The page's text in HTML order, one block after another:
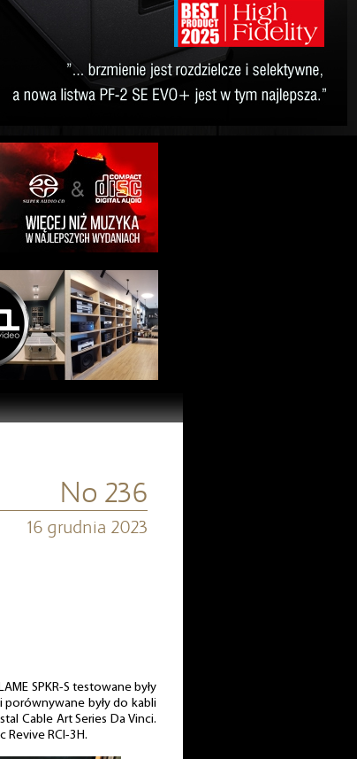
No 236
16 grudnia 2023
SPKR-S testowane były
porównywane były do kabli
Cable Art Series Da Vinci.
Revive RCI-3H.